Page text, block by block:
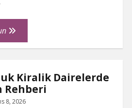
CANLI YAYIN IZLEME
GÖNDERME
Vip
Transfer
Ohne
Uberraschungen
Erleben
Kiralik Dairelerde
Rehberi
8, 2026